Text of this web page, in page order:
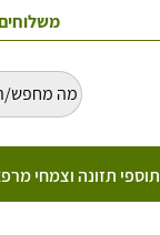
משלוחים
תוספי תזונה וצמחי